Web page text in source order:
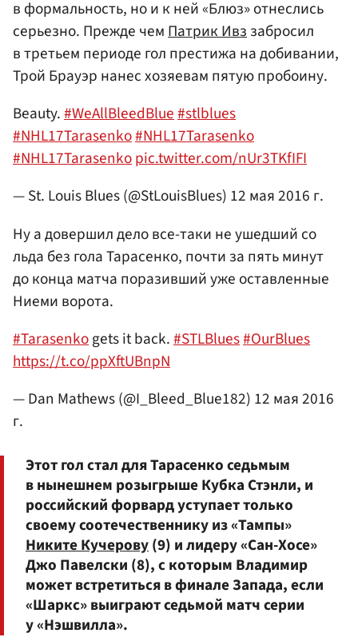
в формальность, но и к ней «Блюз» отнеслись
серьезно. Прежде чемПатрик Ивззабросил
в третьем периоде гол престижа на добивании,
Трой Брауэр нанес хозяевам пятую пробоину.
Beauty.#WeAllBleedBlue#stlblues
#NHL17Tarasenko#NHL17Tarasenko
#NHL17Tarasenkopic.twitter.com/nUr3TKfIFI
— St. Louis Blues (@StLouisBlues) 12 мая 2016 г.
Ну а довершил дело все-таки не ушедший со
льда без гола Тарасенко, почти за пять минут
до конца матча поразивший уже оставленные
Ниеми ворота.
#Tarasenkogets it back.#STLBlues#OurBlues
https://t.co/ppXftUBnpN
— Dan Mathews (@I_Bleed_Blue182) 12 мая 2016
г.
Этот гол стал для Тарасенко седьмым
в нынешнем розыгрыше Кубка Стэнли, и
российский форвард уступает только
своему соотечественнику из «Тампы»
Никите Кучерову(9) и лидеру «Сан-Хосе»
Джо Павелски (8), с которым Владимир
может встретиться в финале Запада, если
«Шаркс» выиграют седьмой матч серии
у «Нэшвилла».